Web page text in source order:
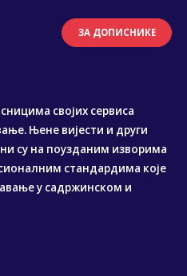
ЗА ДОПИСНИКЕ
својих сервиса
Њене вијести и други
су на поузданим изворима
стандардима које
у садржинском и